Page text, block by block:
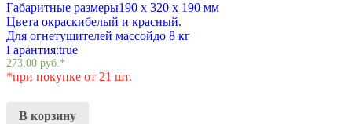
Габаритные размеры190 х 320 х 190 мм
Цвета окраскибелый и красный.
Для огнетушителей массойдо 8 кг
Гарантия:true
273,00 руб.*
*при покупке от 21 шт.
В корзину